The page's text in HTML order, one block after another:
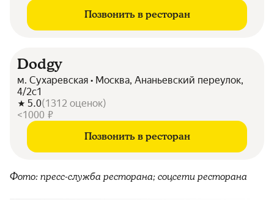
Позвонить в ресторан
Dodgy
м. Сухаревская • Москва, Ананьевский переулок,
4/2с1
5.0(1312 оценок)
<1000 ₽
Позвонить в ресторан
Фото: пресс-служба ресторана; соцсети ресторана